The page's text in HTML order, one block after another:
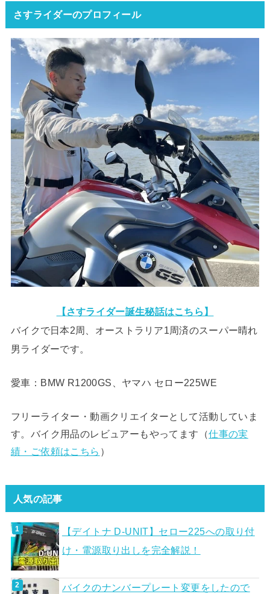
さすライダーのプロフィール
【さすライダー誕生秘話はこちら】
バイクで日本2周、オーストラリア1周済のスーパー晴れ
男ライダーです。
愛車：BMW R1200GS、ヤマハ セロー225WE
フリーライター・動画クリエイターとして活動していま
す。バイク用品のレビュアーもやってます（仕事の実
績・ご依頼はこちら ）
人気の記事
【デイトナ D-UNIT】セロー225への取り付
け・電源取り出しを完全解説！
バイクのナンバープレート変更をしたので